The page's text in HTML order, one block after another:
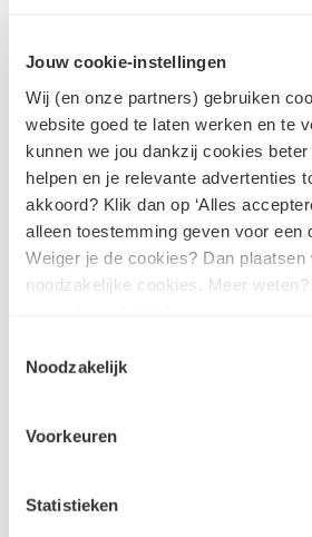
Jouw cookie-instellingen
Wij (en onze partners) gebruiken
website goed te laten werken en te
kunnen we jou dankzij cookies
helpen en je relevante advertenties
akkoord? Klik dan op ‘Alles
alleen toestemming geven voor een
Weiger je de cookies? Dan plaatsen
noodzakelijke cookies. Meer weten?
Noodzakelijk
Voorkeuren
Statistieken
Victor Toiletkraan chroom